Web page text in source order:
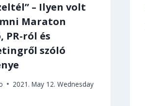
– Ilyen volt
Maraton
PR-ról és
szóló
2021. May 12. Wednesday